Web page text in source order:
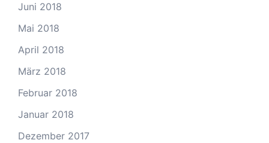
Juni 2018
Mai 2018
April 2018
März 2018
Februar 2018
Januar 2018
Dezember 2017